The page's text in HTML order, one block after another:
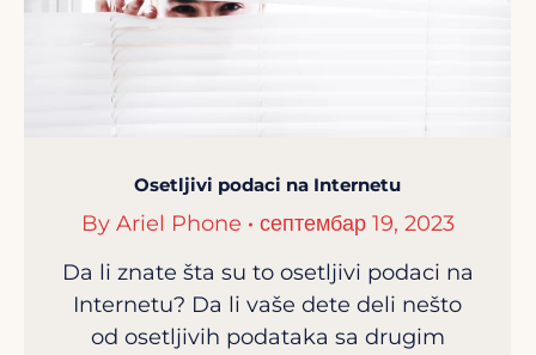
Osetljivi podaci na Internetu
By Ariel Phone
септембар 19, 2023
Da li znate šta su to osetljivi podaci na
Internetu? Da li vaše dete deli nešto
od osetljivih podataka sa drugim